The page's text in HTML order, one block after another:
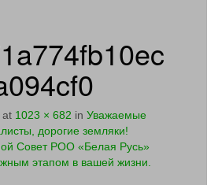
at 1023 × 682 in Уважаемые
дорогие земляки!
Совет РОО «Белая Русь»
этапом в вашей жизни.